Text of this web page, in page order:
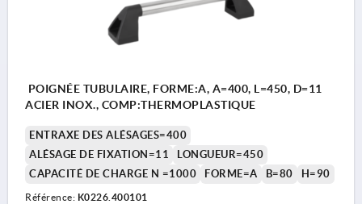
POIGNÉE TUBULAIRE, FORME:A, A=400, L=450, D=11
ACIER INOX., COMP:THERMOPLASTIQUE
ENTRAXE DES ALÉSAGES=400
ALÉSAGE DE FIXATION=11
LONGUEUR=450
CAPACITÉ DE CHARGE N =1000
FORME=A B=80 H=90
Référence: K0226.400101